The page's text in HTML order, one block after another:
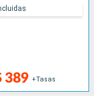
389 +Tasas